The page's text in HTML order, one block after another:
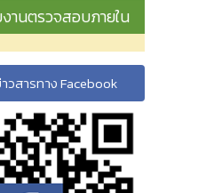
านตรวจสอบภายใน
วสารทาง Facebook